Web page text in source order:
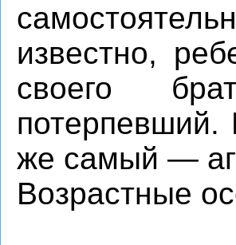
известно,
своего
потерпевший.
же самый —
Возрастные